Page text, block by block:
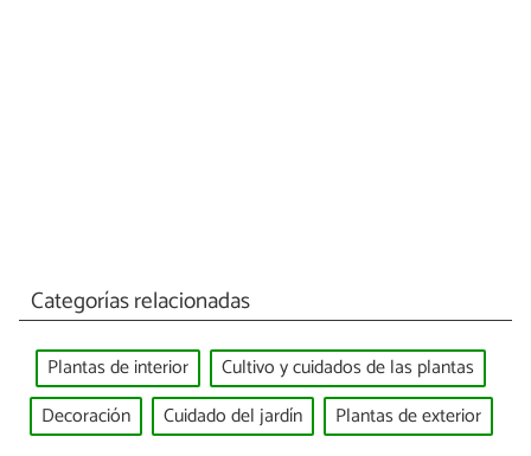
Categorías relacionadas
Plantas de interior
Cultivo y cuidados de las plantas
Decoración
Cuidado del jardín Plantas de exterior